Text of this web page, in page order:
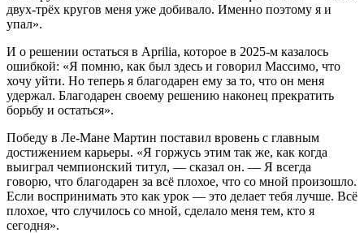
двух-трёх кругов меня уже добивало. Именно поэтому я и
упал».
И о решении остаться в Aprilia, которое в 2025-м казалось
ошибкой: «Я помню, как был здесь и говорил Массимо, что
хочу уйти. Но теперь я благодарен ему за то, что он меня
удержал. Благодарен своему решению наконец прекратить
борьбу и остаться».
Победу в Ле-Мане Мартин поставил вровень с главным
достижением карьеры. «Я горжусь этим так же, как когда
выиграл чемпионский титул, — сказал он. — Я всегда
говорю, что благодарен за всё плохое, что со мной произошло.
Если воспринимать это как урок — это делает тебя лучше. Всё
плохое, что случилось со мной, сделало меня тем, кто я
сегодня».